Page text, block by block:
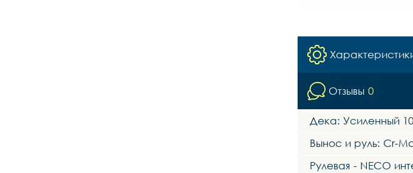
Отзывы 0
Дека: Усиленный
Вынос и руль: Cr-
Рулевая - NECO